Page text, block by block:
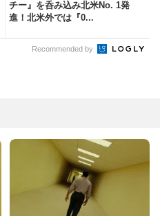
チー』を呑み込み北米No. 1発
進！北米外では『0...
Recommended by